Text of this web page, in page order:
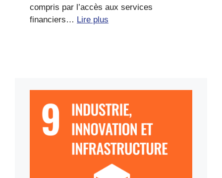
compris par l’accès aux services
financiers… Lire plus